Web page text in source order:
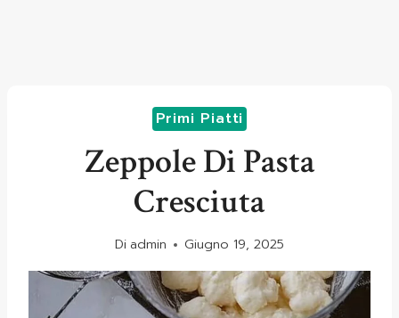
Primi Piatti
Zeppole Di Pasta
Cresciuta
Di admin Giugno 19, 2025